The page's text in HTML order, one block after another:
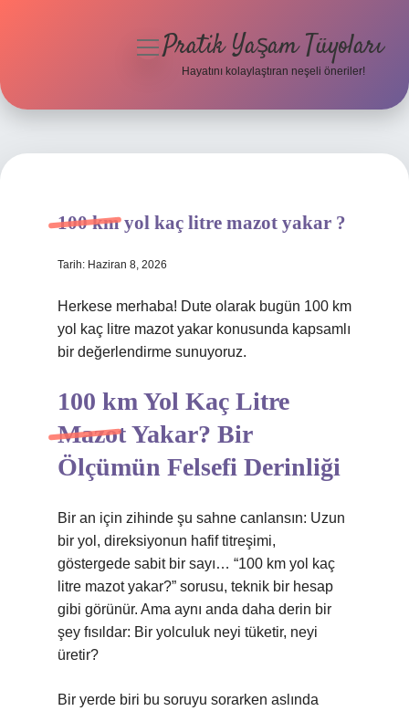
Hakkımızda
menüyü
Pratik Yaşam Tüyoları
Hayatını kolaylaştıran neşeli öneriler!
100 km yol kaç litre mazot yakar ?
Tarih: Haziran 8, 2026
Herkese merhaba! Dute olarak bugün 100 km
yol kaç litre mazot yakar konusunda kapsamlı
bir değerlendirme sunuyoruz.
100 km Yol Kaç Litre
Mazot Yakar? Bir
Ölçümün Felsefi Derinliği
Bir an için zihinde şu sahne canlansın: Uzun
bir yol, direksiyonun hafif titreşimi,
göstergede sabit bir sayı… “100 km yol kaç
litre mazot yakar?” sorusu, teknik bir hesap
gibi görünür. Ama aynı anda daha derin bir
şey fısıldar: Bir yolculuk neyi tüketir, neyi
üretir?
Bir yerde biri bu soruyu sorarken aslında